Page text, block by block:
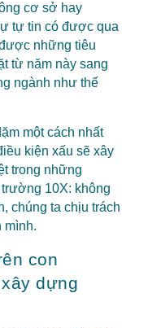
cơ sở hay
tự tin có được qua
những tiêu
từ năm này sang
ngành như thế
một cách nhất
kiện xấu sẽ xây
trong những
10X: không
chúng ta chịu trách
mình.
con
dựng